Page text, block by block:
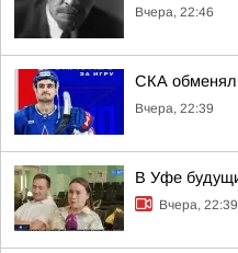
Вчера, 22:46
СКА обменял
Вчера, 22:39
В Уфе
Вчера, 22:39